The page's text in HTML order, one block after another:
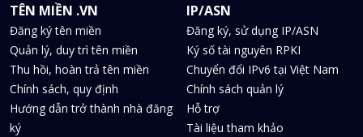
TÊN MIỀN .VN
Đăng ký tên miền
Quản lý, duy trì tên miền
Thu hồi, hoàn trả tên miền
Chính sách, quy định
Hướng dẫn trở thành nhà đăng
ký
IP/ASN
Đăng ký, sử dụng IP/ASN
Ký số tài nguyên RPKI
Chuyển đổi IPv6 tại Việt Nam
Chính sách quản lý
Hỗ trợ
Tài liệu tham khảo